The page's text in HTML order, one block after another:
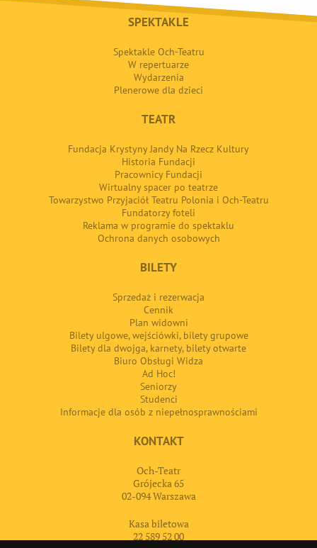
SPEKTAKLE
Spektakle Och-Teatru
W repertuarze
Wydarzenia
Plenerowe dla dzieci
TEATR
Fundacja Krystyny Jandy Na Rzecz Kultury
Historia Fundacji
Pracownicy Fundacji
Wirtualny spacer po teatrze
Towarzystwo Przyjaciół Teatru Polonia i Och-Teatru
Fundatorzy foteli
Reklama w programie do spektaklu
Ochrona danych osobowych
BILETY
Sprzedaż i rezerwacja
Cennik
Plan widowni
Bilety ulgowe, wejściówki, bilety grupowe
Bilety dla dwojga, karnety, bilety otwarte
Biuro Obsługi Widza
Ad Hoc!
Seniorzy
Studenci
Informacje dla osób z niepełnosprawnościami
KONTAKT
Och-Teatr
Grójecka 65
02-094 Warszawa
Kasa biletowa
22 589 52 00